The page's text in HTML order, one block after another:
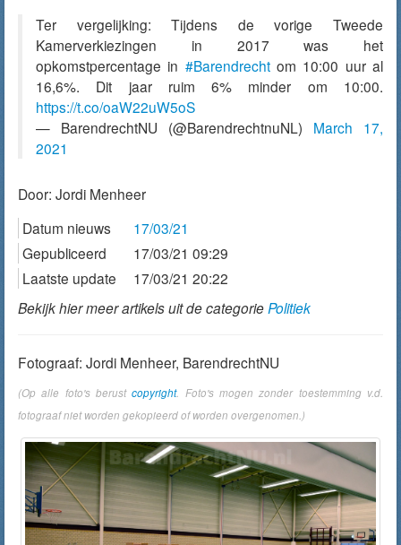
Ter vergelijking: Tijdens de vorige Tweede
Kamerverkiezingen in 2017 was het
opkomstpercentage in #Barendrechtom 10:00 uur al
16,6%. Dit jaar ruim 6% minder om 10:00.
https://t.co/oaW22uW5oS
— BarendrechtNU (@BarendrechtnuNL) March 17,
2021
Door: Jordi Menheer
Datum nieuws
17/03/21
Gepubliceerd
17/03/21 09:29
Laatste update
17/03/21 20:22
Bekijk hier meer artikels uit de categorie Politiek
Fotograaf: Jordi Menheer, BarendrechtNU
(Op alle foto's berustcopyright. Foto's mogen zonder toestemming v.d.
fotograaf niet worden gekopieerd of worden overgenomen.)